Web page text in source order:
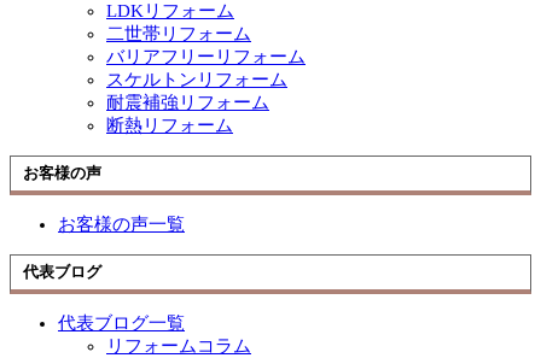
LDKリフォーム
二世帯リフォーム
バリアフリーリフォーム
スケルトンリフォーム
耐震補強リフォーム
断熱リフォーム
お客様の声
お客様の声一覧
代表ブログ
代表ブログ一覧
リフォームコラム